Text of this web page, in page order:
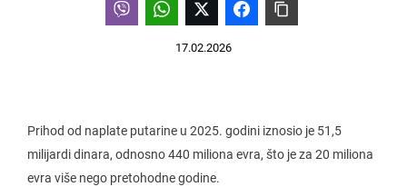
17.02.2026
Prihod od naplate putarine u 2025. godini iznosio je 51,5
milijardi dinara, odnosno 440 miliona evra, što je za 20 miliona
evra više nego pretohodne godine.